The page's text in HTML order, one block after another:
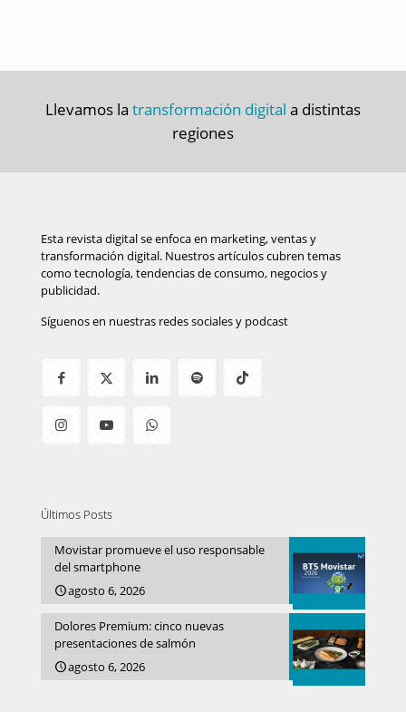
Llevamos la transformación digital a distintas
regiones
Esta revista digital se enfoca en marketing, ventas y
transformación digital. Nuestros artículos cubren temas
como tecnología, tendencias de consumo, negocios y
publicidad.
Síguenos en nuestras redes sociales y podcast
Últimos Posts
Movistar promueve el uso responsable
del smartphone
agosto 6, 2026
Dolores Premium: cinco nuevas
presentaciones de salmón
agosto 6, 2026